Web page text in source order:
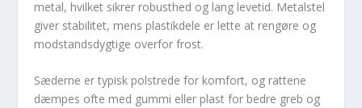
metal, hvilket sikrer robusthed og lang levetid. Metalstel
giver stabilitet, mens plastikdele er lette at rengøre og
modstandsdygtige overfor frost.
Sæderne er typisk polstrede for komfort, og rattene
dæmpes ofte med gummi eller plast for bedre greb og